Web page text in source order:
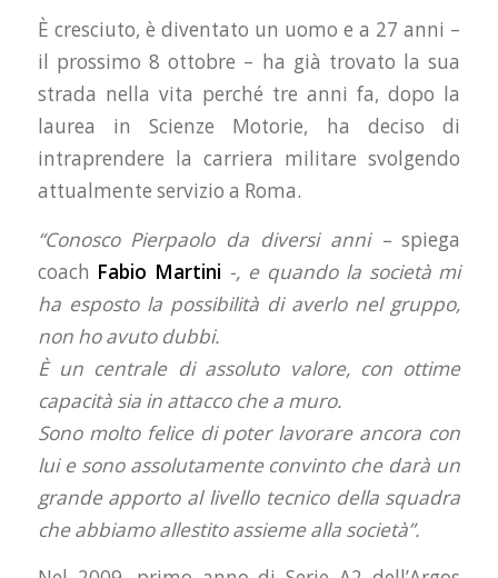
È cresciuto, è diventato un uomo e a 27 anni –
il prossimo 8 ottobre – ha già trovato la sua
strada nella vita perché tre anni fa, dopo la
laurea in Scienze Motorie, ha deciso di
intraprendere la carriera militare svolgendo
attualmente servizio a Roma.
“Conosco Pierpaolo da diversi anni –spiega
coach Fabio Martini -, e quando la società mi
ha esposto la possibilità di averlo nel gruppo,
non ho avuto dubbi.
È un centrale di assoluto valore, con ottime
capacità sia in attacco che a muro.
Sono molto felice di poter lavorare ancora con
lui e sono assolutamente convinto che darà un
grande apporto al livello tecnico della squadra
che abbiamo allestito assieme alla società”.